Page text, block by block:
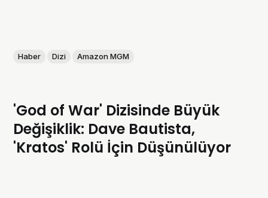
Haber Dizi Amazon MGM
'God of War' Dizisinde Büyük
Değişiklik: Dave Bautista,
'Kratos' Rolü İçin Düşünülüyor